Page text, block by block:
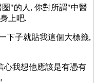
"的人, 你對所謂"中醫
上吧.
下子就貼我這個大標籤,
心我想他應該是有憑有